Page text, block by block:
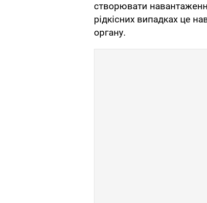
створювати
рідкісних випадках це
органу.